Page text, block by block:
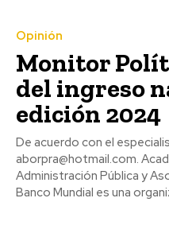
Opinión
Monitor
del ingreso
edición 2024
De acuerdo con el
aborpra@hotmail.com.
Administración Pública y
Banco Mundial es una